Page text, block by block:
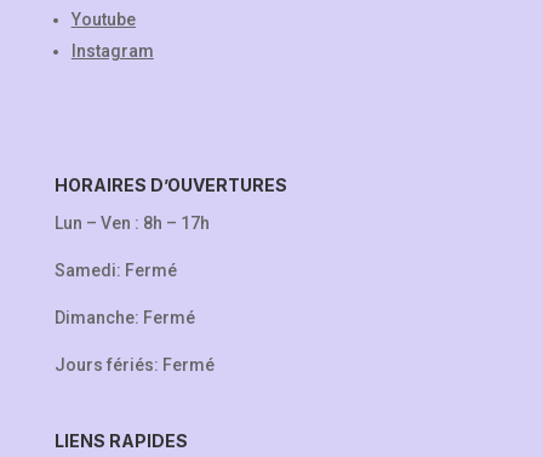
Youtube
Instagram
HORAIRES D’OUVERTURES
Lun – Ven : 8h – 17h
Samedi: Fermé
Dimanche: Fermé
Jours fériés: Fermé
LIENS RAPIDES